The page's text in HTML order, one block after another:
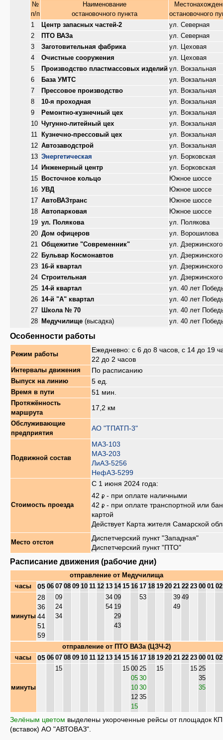
№
п/п
Наименование
остановочного пункта
остановочного
1
Центр запасных частей-2
ул. Северная
2
ПТО ВАЗа
ул. Северная
3
Заготовительная фабрика
ул. Цеховая
4
Очистные сооружения
ул. Цеховая
5
Производство пластмассовых изделий ул. Вокзальная
6
База УМТС
ул. Вокзальная
7
Прессовое производство
ул. Вокзальная
8
10-я проходная
ул. Вокзальная
9
Ремонтно-кузнечный цех
ул. Вокзальная
10 Чугунно-литейный цех
ул. Вокзальная
11
Кузнечно-прессовый цех
ул. Вокзальная
12 Автозаводстрой
ул. Вокзальная
13 Энергетическая
ул. Борковская
14
Инженерный центр
ул. Борковская
15
Восточное кольцо
Южное шоссе
16 УВД
Южное шоссе
17 АвтоВАЗтранс
Южное шоссе
18 Автопарковая
Южное шоссе
19 ул. Полякова
ул. Полякова
20 Дом офицеров
ул. Ворошилова
21
Общежитие "Современник"
ул. Дзержинского
22
Бульвар Космонавтов
ул. Дзержинского
23 16-й квартал
ул. Дзержинского
24 Строительная
ул. Дзержинского
25 14-й квартал
ул. 40 лет
26 14-й "А" квартал
ул. 40 лет
27
Школа № 70
ул. 40 лет
28
Медучилище (высадка) ул. 40 лет
Особенности работы
Режим работы
Ежедневно: с 6 до 8 часов, с 14 до 19
22 до 2 часов
Интервалы движения По расписанию
Выпуск на линию 5 ед.
Время в пути 51 мин.
Протяжённость
маршрута
17,2 км
Обслуживающие
предприятия
АО "ТПАТП-3"
Подвижной состав
МАЗ-103
МАЗ-203
ЛиАЗ-5256
НефАЗ-5299
Стоимость проезда
С 1 июня 2024 года:
42
- при оплате наличными
42
- при оплате транспортной или
картой
Действует Карта жителя Самарской
Место отстоя
Диспетчерский пункт "Западная"
Диспетчерский пункт "ПТО"
Расписание движения (рабочие дни)
отправление от Медучилища
часы
05 06 07 08 09 10 11 12 13 14 15 16 17 18 19 20 21 22 23 00 01 02
минуты
28
36
44
51
59
09
24
34
34
54
09
19
29
43
53
39
49
49
отправление от ПТО ВАЗа (ЦЗЧ-2)
часы
05 06 07 08 09 10 11 12 13 14 15 16 17 18 19 20 21 22 23 00 01 02
минуты
15 15 00
05
10
12
15
25
30
30
35
15 15 25
35
35
Зелёным цветом выделены укороченные рейсы от площадок
(вставок) АО "АВТОВАЗ".